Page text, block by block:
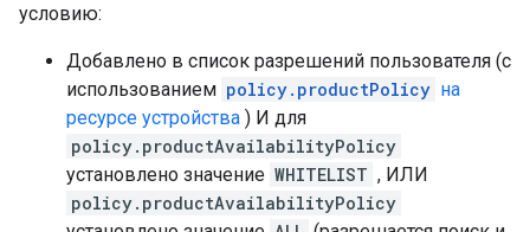
условию:
Добавлено в список разрешений пользователя (с
использованием policy.productPolicy на
ресурсе устройства ) И для
policy.productAvailabilityPolicy
установлено значение WHITELIST , ИЛИ
policy.productAvailabilityPolicy